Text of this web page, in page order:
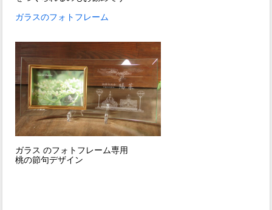
ガラスのフォトフレーム
ガラス のフォトフレーム専用
桃の節句デザイン